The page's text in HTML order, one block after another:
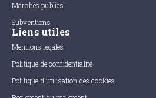
Marchés publics
Subventions
Liens utiles
Mentions légales
Politique de confidentialité
Politique d'utilisation des cookies